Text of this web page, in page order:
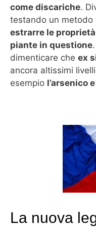
come discariche.
testando un metodo
estrarre le
piante in questione
dimenticare che ex
ancora altissimi
esempio l’arsenico
La nuova